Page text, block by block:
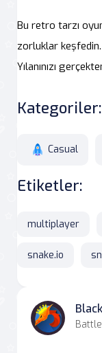
Bu retro tarzı
zorluklar
Yılanınızı
Kategoriler:
Casual
Etiketler:
multiplayer
snake.io